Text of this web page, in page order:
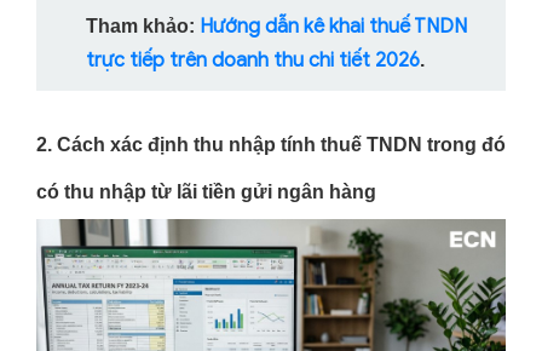
Tham khảo: Hướng dẫn kê khai thuế TNDN
trực tiếp trên doanh thu chi tiết 2026.
2. Cách xác định thu nhập tính thuế TNDN trong đó
có thu nhập từ lãi tiền gửi ngân hàng